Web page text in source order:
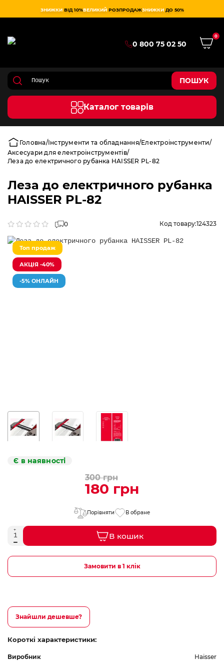
ЗНИЖКИ ВІД 10%ВЕЛИКИЙ РОЗПРОДАЖЗНИЖКИ ДО 50%
0 800 75 02 50
0
ПОШУК
Каталог товарів
Головна Інструменти та обладнання Електроінструменти
Аксесуари для електроінструментів
Леза до електричного рубанка HAISSER PL-82
Леза до електричного рубанка
HAISSER PL-82
0 Код товару:124323
Топ продаж
АКЦІЯ -40%
-5% ОНЛАЙН
Є в наявності
300 грн
180 грн
Порівняти В обране
В кошик
Замовити в 1 клік
Знайшли дешевше?
Короткі характеристики:
Виробник
Haisser